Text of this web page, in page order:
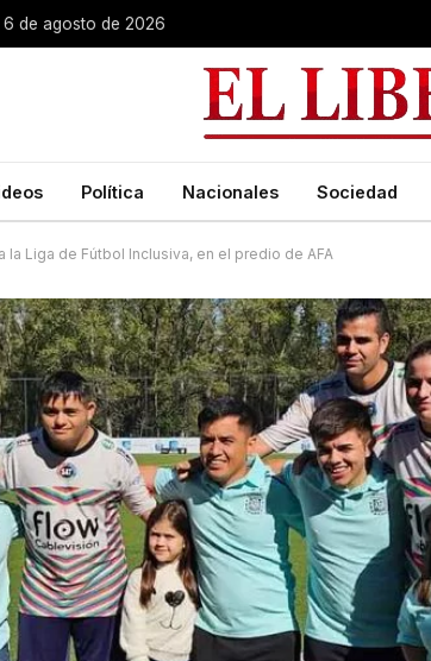
6 de agosto de 2026
Política Nacionales Sociedad
la Liga de Fútbol Inclusiva, en el predio de AFA